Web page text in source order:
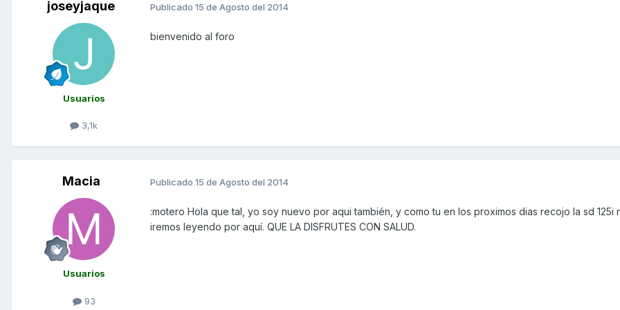
joseyjaque
Usuarios
3,1k
Publicado 15 de Agosto del 2014
bienvenido al foro
Macia
Usuarios
93
Publicado 15 de Agosto del 2014
:motero Hola que tal, yo soy nuevo por aqui también, y como tu en los proximos dias recojo la sd 125i
iremos leyendo por aquí. QUE LA DISFRUTES CON SALUD.